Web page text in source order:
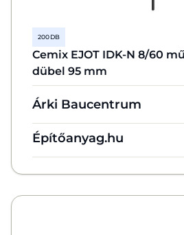
200 DB
Cemix EJOT IDK-N 8/60
dübel 95 mm
Árki Baucentrum
Építőanyag.hu